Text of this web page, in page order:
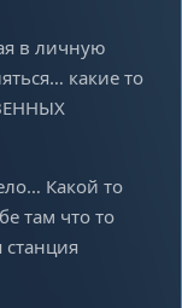
в личную
какие то
Какой то
там что то